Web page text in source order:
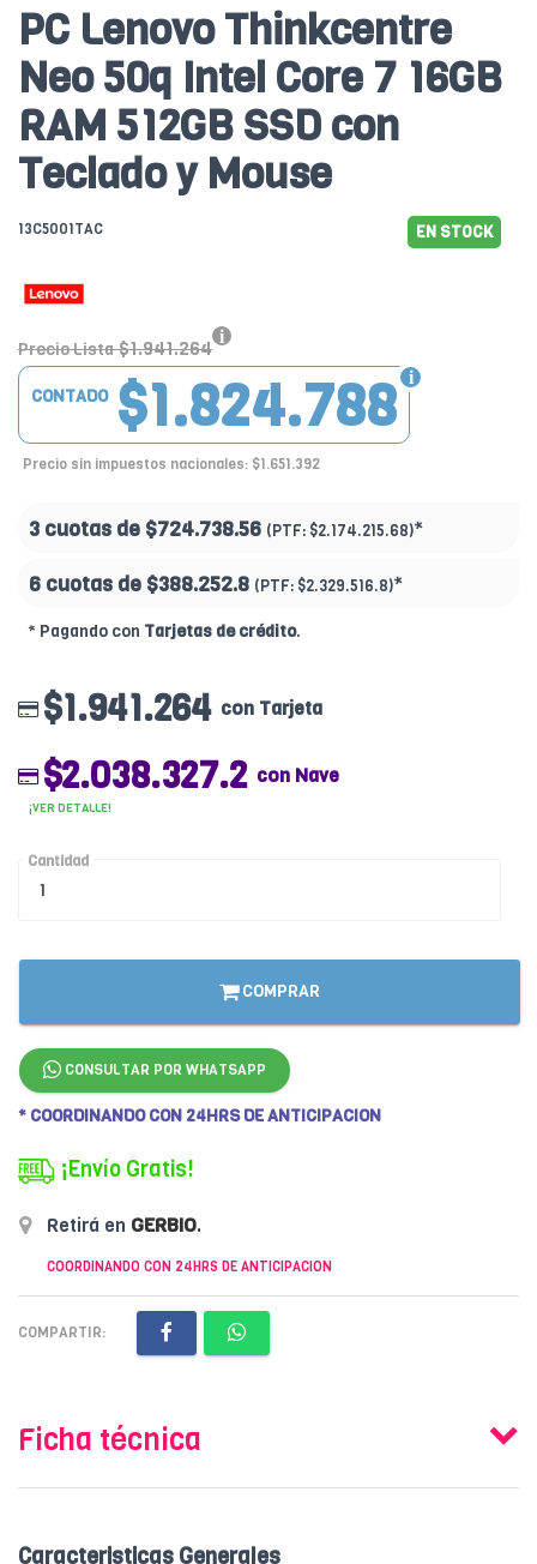
PC Lenovo Thinkcentre
Neo 50q Intel Core 7 16GB
RAM 512GB SSD con
Teclado y Mouse
13C5001TAC EN STOCK
Precio Lista $1.941.264
$1.824.788
CONTADO
Precio sin impuestos nacionales: $1.651.392
3 cuotas de $724.738.56 (PTF: $2.174.215.68)*
6 cuotas de $388.252.8 (PTF: $2.329.516.8)*
* Pagando con Tarjetas de crédito.
$1.941.264 con Tarjeta
$2.038.327.2 con Nave
¡VER DETALLE!
Cantidad
COMPRAR
CONSULTAR POR WHATSAPP
* COORDINANDO CON 24HRS DE ANTICIPACION
¡Envío Gratis!
Retirá en GERBIO.
COORDINANDO CON 24HRS DE ANTICIPACION
COMPARTIR:
Ficha técnica
Caracteristicas Generales